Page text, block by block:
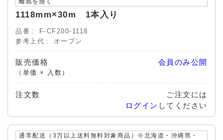
1118mm×30m 1本入り
品番
F-CF200-1118
参考上代
オープン
販売価格
（単価 × 入数）
会員のみ公開
注文数
ご注文には
ログイン してください
通常配送（3万以上送料無料対象商品）※北海道・沖縄県・